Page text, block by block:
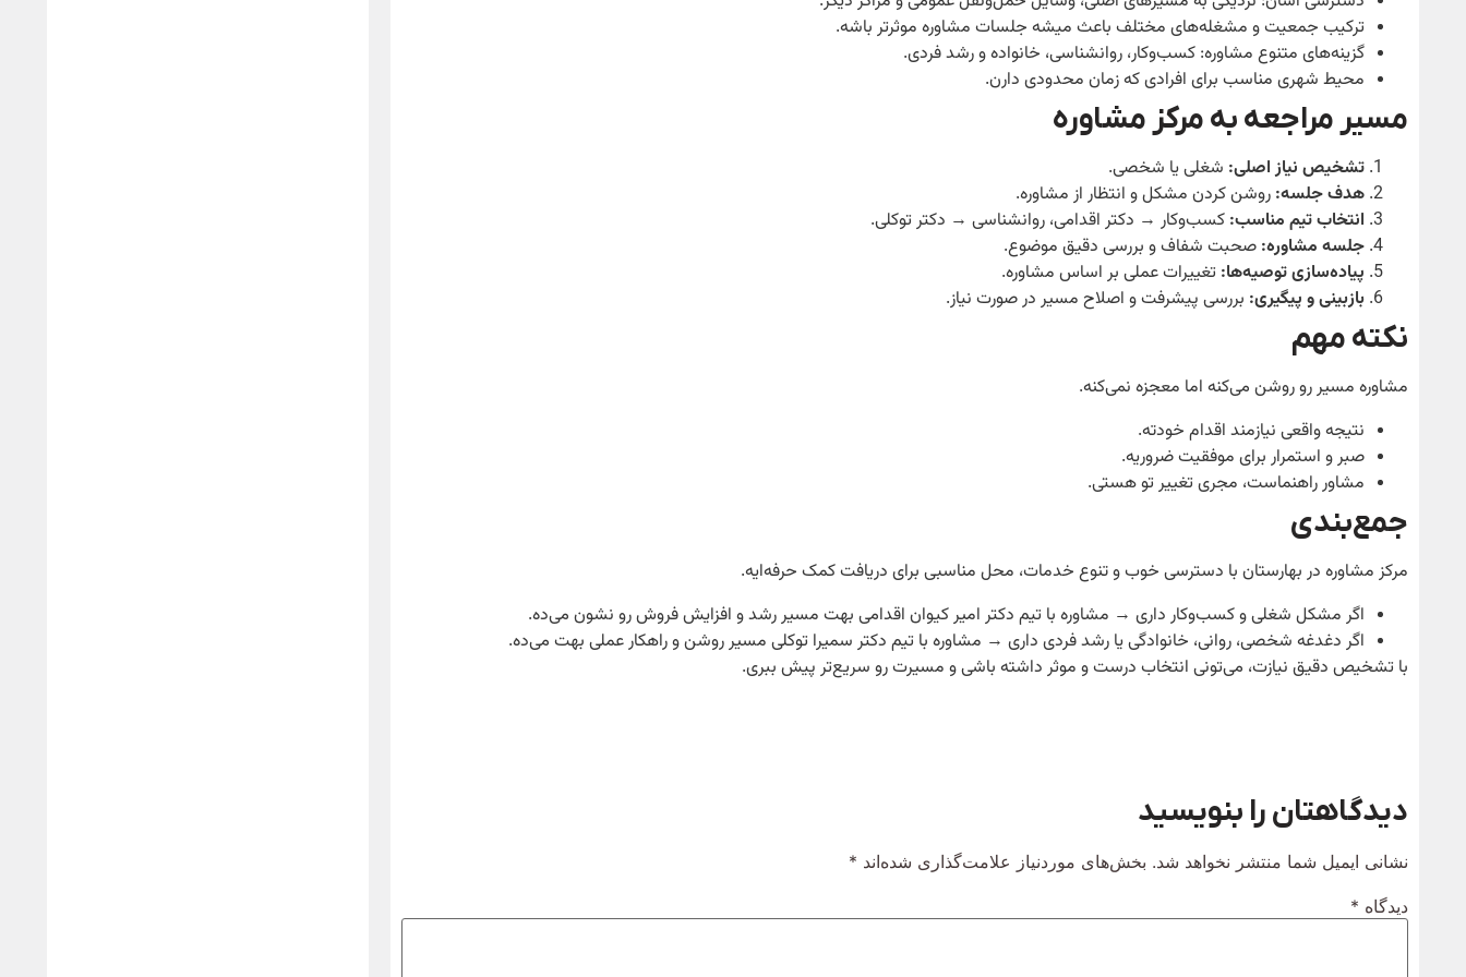
ترکیب جمعیت و مشغله‌های مختلف باعث میشه جلسات مشاوره موثرتر باشه.
گزینه‌های متنوع مشاوره: کسب‌وکار، روانشناسی، خانواده و رشد فردی.
محیط شهری مناسب برای افرادی که زمان محدودی دارن.
مسیر مراجعه به مرکز مشاوره
تشخیص نیاز اصلی: شغلی یا شخصی.
هدف جلسه: روشن کردن مشکل و انتظار از مشاوره.
انتخاب تیم مناسب: کسب‌وکار → دکتر اقدامی، روانشناسی → دکتر توکلی.
جلسه مشاوره: صحبت شفاف و بررسی دقیق موضوع.
پیاده‌سازی توصیه‌ها: تغییرات عملی بر اساس مشاوره.
بازبینی و پیگیری: بررسی پیشرفت و اصلاح مسیر در صورت نیاز.
نکته مهم
مشاوره مسیر رو روشن می‌کنه اما معجزه نمی‌کنه.
نتیجه واقعی نیازمند اقدام خودته.
صبر و استمرار برای موفقیت ضروریه.
مشاور راهنماست، مجری تغییر تو هستی.
جمع‌بندی
مرکز مشاوره در بهارستان با دسترسی خوب و تنوع خدمات، محل مناسبی برای دریافت کمک حرفه‌ایه.
اگر مشکل شغلی و کسب‌وکار داری → مشاوره با تیم دکتر امیر کیوان اقدامی بهت مسیر رشد و افزایش فروش رو نشون می‌ده.
اگر دغدغه شخصی، روانی، خانوادگی یا رشد فردی داری → مشاوره با تیم دکتر سمیرا توکلی مسیر روشن و راهکار عملی بهت می‌ده.
با تشخیص دقیق نیازت، می‌تونی انتخاب درست و موثر داشته باشی و مسیرت رو سریع‌تر پیش ببری.
دیدگاهتان را بنویسید
نشانی ایمیل شما منتشر نخواهد شد. بخش‌های موردنیاز علامت‌گذاری شده‌اند *
دیدگاه *